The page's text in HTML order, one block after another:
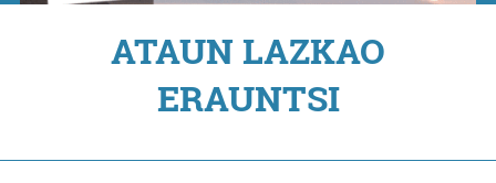
ATAUN LAZKAO
ERAUNTSI